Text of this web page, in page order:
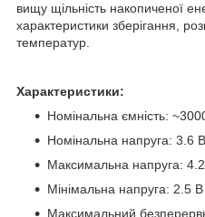
вищу щільність накопиченої
характеристики зберігання,
температур.
Характеристики:
Номінальна ємність:
Номінальна напруга: 3.6 В
Максимальна напруга:
Мінімальна напруга: 2.5 В
Максимальний